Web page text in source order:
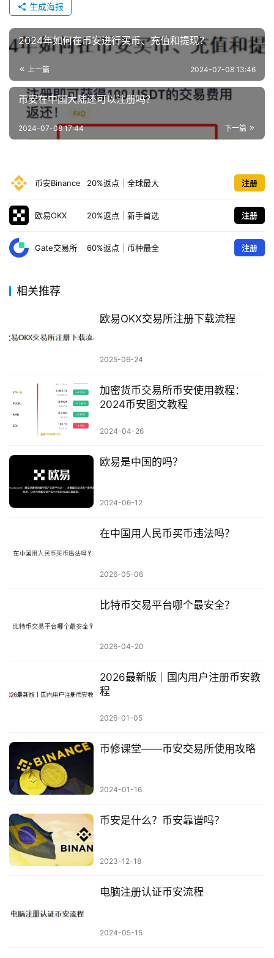
生成海报
2024年如何在币安进行买币、充值和提现？
上一篇 2024-07-08 13:46
币安在中国大陆还可以注册吗？
下一篇
2024-07-08 17:44
币安Binance 20%返点 全球最大 注册
欧易OKX 20%返点 新手首选 注册
Gate交易所 60%返点 币种最全 注册
相关推荐
欧易OKX交易所注册下载流程
2025-06-24
加密货币交易所币安使用教程：
2024币安图文教程
2024-04-26
欧易是中国的吗？
2024-06-12
在中国用人民币买币违法吗？
2026-05-06
比特币交易平台哪个最安全？
2026-04-20
2026最新版｜国内用户注册币安教
程
2026-01-05
币修课堂——币安交易所使用攻略
2024-01-16
币安是什么？币安靠谱吗？
2023-12-18
电脑注册认证币安流程
2024-05-15